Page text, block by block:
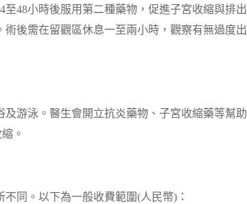
48小時後服用第二種藥物，促進子宮收縮與排
術後需在留觀區休息一至兩小時，觀察有無過度
游泳。醫生會開立抗炎藥物、子宮收縮藥等幫
。
同。以下為一般收費範圍(人民幣)：